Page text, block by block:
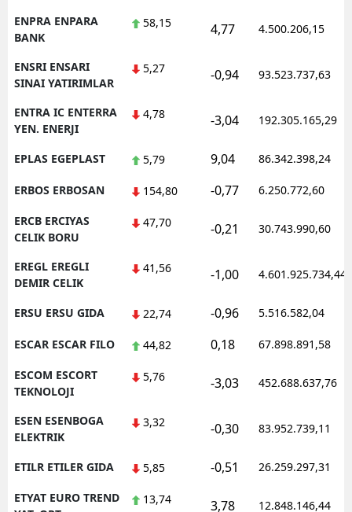
ENPRA ENPARA
BANK
58,15 4,77 4.500.206,15
ENSRI ENSARI
SINAI YATIRIMLAR
5,27 -0,94 93.523.737,63
ENTRA IC ENTERRA
YEN. ENERJI
4,78 -3,04 192.305.165,29
EPLAS EGEPLAST 5,79 9,04 86.342.398,24
ERBOS ERBOSAN 154,80 -0,77 6.250.772,60
ERCB ERCIYAS
CELIK BORU
47,70 -0,21 30.743.990,60
EREGL EREGLI
DEMIR CELIK
41,56 -1,00 4.601.925.734,44
ERSU ERSU GIDA 22,74 -0,96 5.516.582,04
ESCAR ESCAR FILO 44,82 0,18 67.898.891,58
ESCOM ESCORT
TEKNOLOJI
5,76 -3,03 452.688.637,76
ESEN ESENBOGA
ELEKTRIK
3,32 -0,30 83.952.739,11
ETILR ETILER GIDA 5,85 -0,51 26.259.297,31
ETYAT EURO TREND
13,74 3,78 12.848.146,44